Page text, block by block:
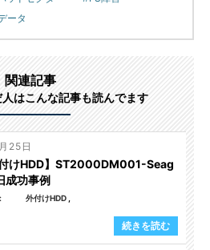
ータ
関連記事
はこんな記事も読んでます
25日
付けHDD】ST2000DM001-Seag
成功事例
外付けHDD
続きを読む